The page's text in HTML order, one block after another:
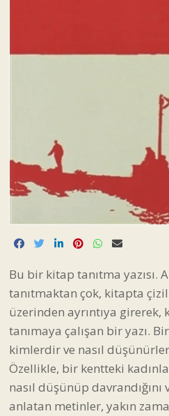
Bu bir kitap tanıtma yazısı.
tanıtmaktan çok, kitapta
üzerinden ayrıntıya girerek,
tanımaya çalışan bir yazı.
kimlerdir ve nasıl
Özellikle, bir kentteki
nasıl düşünüp davrandığını
anlatan metinler, yakın